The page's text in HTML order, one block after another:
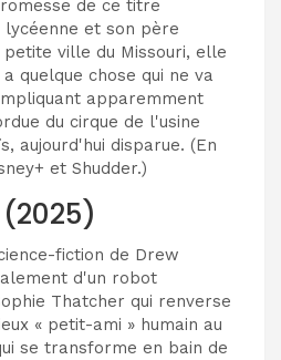
de ce titre
lycéenne et son père
ville du Missouri, elle
quelque chose qui ne va
apparemment
du cirque de l'usine
aujourd'hui disparue. (En
et Shudder.)
(2025)
fiction de Drew
d'un robot
Thatcher qui renverse
« petit-ami » humain au
se transforme en bain de